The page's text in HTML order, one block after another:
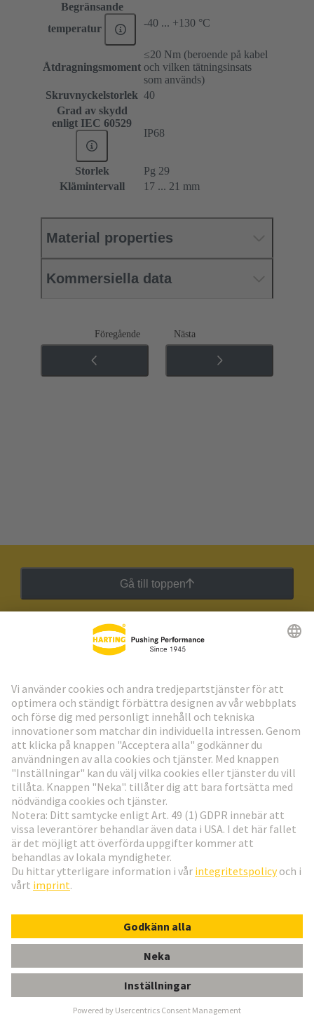
Acces. Uni Seal Brown PG 29
Begränsande
temperatur
-40 ... +130 °C
Åtdragningsmoment
≤20 Nm (beroende på kabel
och vilken tätningsinsats
som används)
Skruvnyckelstorlek 40
Grad av skydd
enligt IEC 60529
IP68
Storlek
Pg 29
Klämintervall
17 ... 21 mm
Material properties
Kommersiella data
Föregående Nästa
Gå till toppen
HARTING:s nyhetsbrev
Gå till registrering
Social Media
Sverige
© Teknologi-koncernen HARTING
ImprintIntegritetspolicy
Kundinformation